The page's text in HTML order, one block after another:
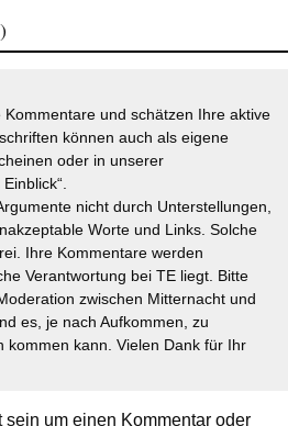
und schätzen Ihre aktive
können auch als eigene
oder in unserer
nicht durch Unterstellungen,
Worte und Links. Solche
Ihre Kommentare werden
Verantwortung bei TE liegt. Bitte
zwischen Mitternacht und
es, je nach Aufkommen, zu
kommen kann. Vielen Dank für Ihr
sein um einen Kommentar oder